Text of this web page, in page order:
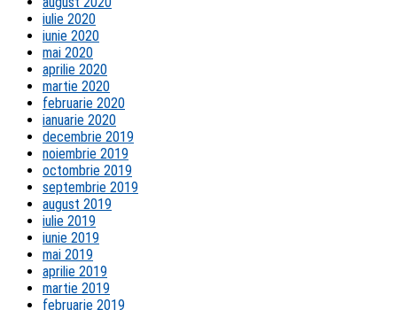
iulie 2020
iunie 2020
mai 2020
aprilie 2020
martie 2020
februarie 2020
ianuarie 2020
decembrie 2019
noiembrie 2019
octombrie 2019
septembrie 2019
august 2019
iulie 2019
iunie 2019
mai 2019
aprilie 2019
martie 2019
februarie 2019